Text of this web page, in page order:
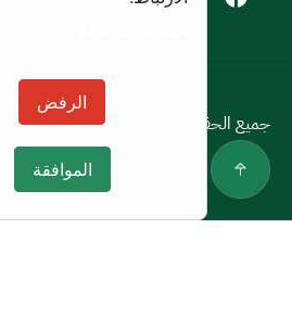
سياسة الاستخدام
جميع الحقوق
الجوف
الرفض
الموافقة